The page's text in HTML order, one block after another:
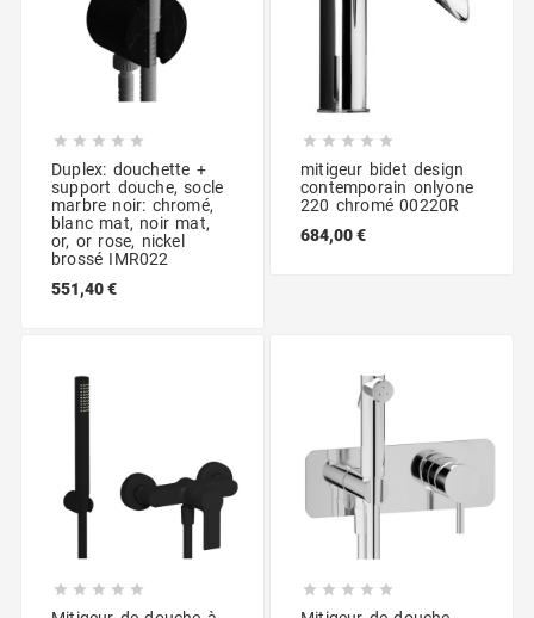
    
Duplex: douchette +
support douche, socle
marbre noir: chromé,
blanc mat, noir mat,
or, or rose, nickel
brossé IMR022
551,40 €
    
mitigeur bidet design
contemporain onlyone
220 chromé 00220R
684,00 €
         